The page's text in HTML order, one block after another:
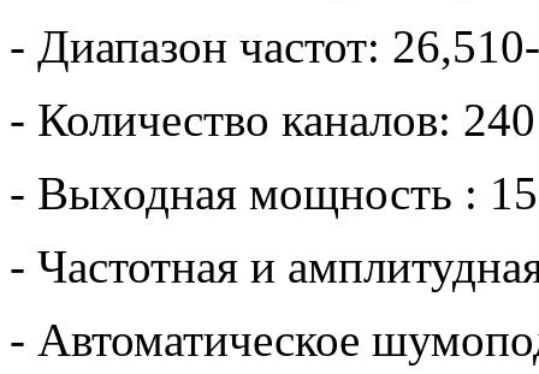
- Диапазон частот:
- Количество каналов:
- Выходная мощность :
- Частотная и
- Автоматическое